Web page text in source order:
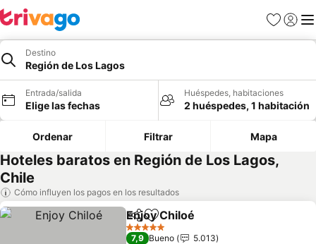
Favoritos
Iniciar
Destino
Región de Los Lagos
Entrada/salida
Elige las fechas
Huéspedes, habitaciones
2 huéspedes, 1 habitación
Ordenar Filtrar Mapa
Hoteles baratos en Región de Los Lagos,
Chile
Cómo influyen los pagos en los resultados
CompartirAñadir a favoritos
Enjoy Chiloé
5 Estrellas
7,9 Bueno
5.013